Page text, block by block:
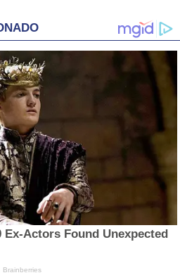
Ex-Actors Found Unexpected
Brainberries